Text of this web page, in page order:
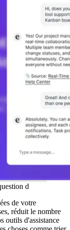
d
de votre
réduit le nombre
outils d'assistance